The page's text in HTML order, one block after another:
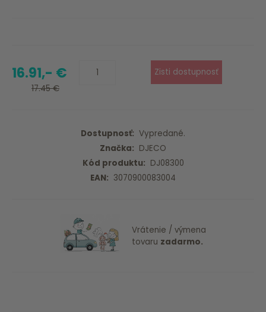
16.91,- €
17.45 €
Dostupnosť: Vypredané.
Značka: DJECO
Kód produktu: DJ08300
EAN: 3070900083004
Vrátenie / výmena
tovaru zadarmo.